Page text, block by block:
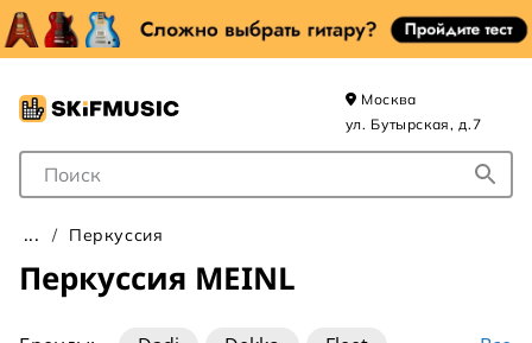
Поле для Поиска
Москва
ул. Бутырская, д.7
Перкуссия
Перкуссия MEINL